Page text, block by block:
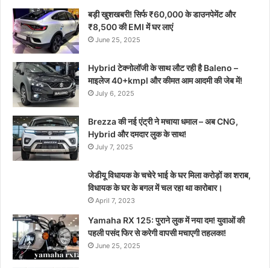
बड़ी खुशखबरी! सिर्फ ₹60,000 के डाउनपेमेंट और
₹8,500 की EMI में घर लाएं
June 25, 2025
Hybrid टेक्नोलॉजी के साथ लौट रही है Baleno –
माइलेज 40+kmpl और कीमत आम आदमी की जेब में!
July 6, 2025
Brezza की नई एंट्री ने मचाया धमाल – अब CNG,
Hybrid और दमदार लुक के साथ!
July 7, 2025
जेडीयू विधायक के चचेरे भाई के घर मिला करोड़ों का शराब,
विधायक के घर के बगल में चल रहा था कारोबार।
April 7, 2023
Yamaha RX 125: पुराने लुक में नया दम! युवाओं की
पहली पसंद फिर से करेगी वापसी मचाएगी तहलका!
June 25, 2025